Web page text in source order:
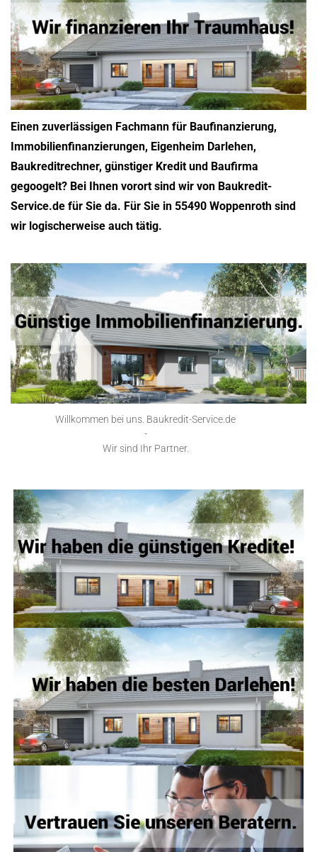
Einen zuverlässigen Fachmann für Baufinanzierung,
Immobilienfinanzierungen, Eigenheim Darlehen,
Baukreditrechner, günstiger Kredit und Baufirma
gegoogelt? Bei Ihnen vorort sind wir von Baukredit-
Service.de für Sie da. Für Sie in 55490 Woppenroth sind
wir logischerweise auch tätig.
Willkommen bei uns. Baukredit-Service.de
-
Wir sind Ihr Partner.